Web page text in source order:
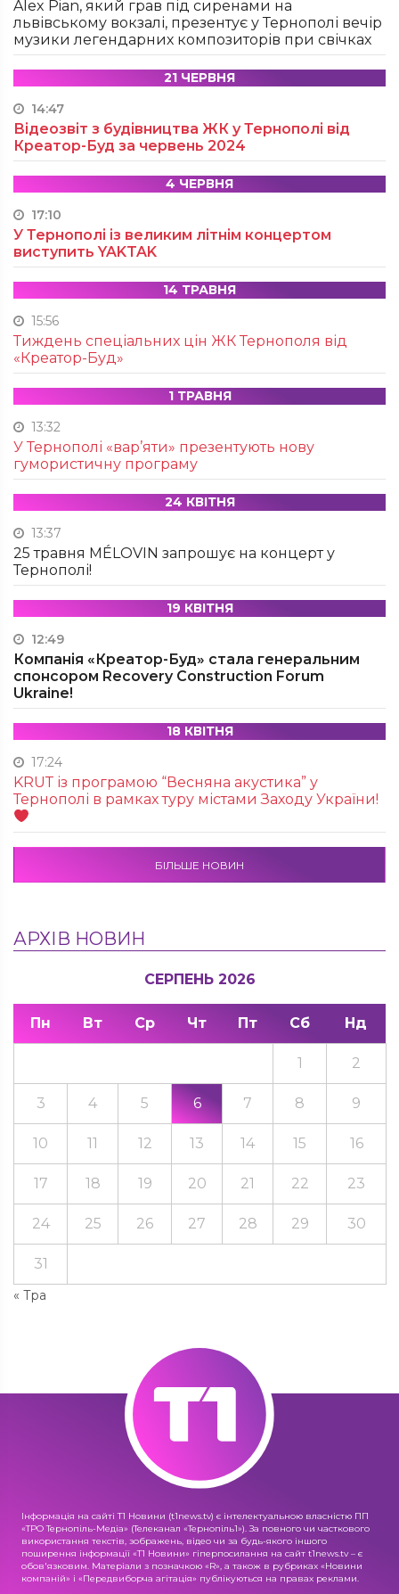
Alex Pian, який грав під сиренами на
львівському вокзалі, презентує у Тернополі вечір
музики легендарних композиторів при свічках
21 ЧЕРВНЯ
14:47
Відеозвіт з будівництва ЖК у Тернополі від
Креатор-Буд за червень 2024
4 ЧЕРВНЯ
17:10
У Тернополі із великим літнім концертом
виступить YAKTAK
14 ТРАВНЯ
15:56
Тиждень спеціальних цін ЖК Тернополя від
«Креатор-Буд»
1 ТРАВНЯ
13:32
У Тернополі «вар’яти» презентують нову
гумористичну програму
24 КВІТНЯ
13:37
25 травня MÉLOVIN запрошує на концерт у
Тернополі!
19 КВІТНЯ
12:49
Компанія «Креатор-Буд» стала генеральним
спонсором Recovery Construction Forum
Ukraine!
18 КВІТНЯ
17:24
KRUТ із програмою “Весняна акустика” у
Тернополі в рамках туру містами Заходу України!
БІЛЬШЕ НОВИН
АРХІВ НОВИН
СЕРПЕНЬ 2026
Пн Вт Ср Чт Пт Сб Нд
« Тра
1 2
3 4 5 6 7 8 9
10 11 12 13 14 15 16
17 18 19 20 21 22 23
24 25 26 27 28 29 30
31
Інформація на сайті Т1 Новини (t1news.tv) є інтелектуальною власністю ПП
«ТРО Тернопіль-Медіа» (Телеканал «Тернопіль1»). За повного чи часткового
використання текстів, зображень, відео чи за будь-якого іншого
поширення інформації «Т1 Новини» гіперпосилання на сайт t1news.tv – є
обов'язковим. Матеріали з позначкою «R», а також в рубриках «Новини
компаній» і «Передвиборча агітація» публікуються на правах реклами.